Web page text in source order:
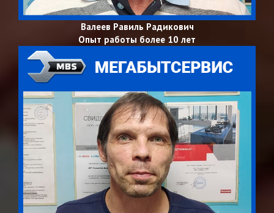
Валеев Равиль Радикович
Опыт работы более 10 лет